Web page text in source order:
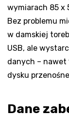
wymiarach 85 x
Bez problemu
w damskiej
USB, ale
danych – nawet
dysku
Dane